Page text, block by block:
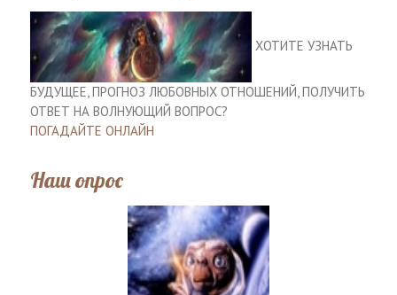
ХОТИТЕ УЗНАТЬ
БУДУЩЕЕ, ПРОГНОЗ ЛЮБОВНЫХ ОТНОШЕНИЙ, ПОЛУЧИТЬ
ОТВЕТ НА ВОЛНУЮЩИЙ ВОПРОС?
ПОГАДАЙТЕ ОНЛАЙН
Наш опрос